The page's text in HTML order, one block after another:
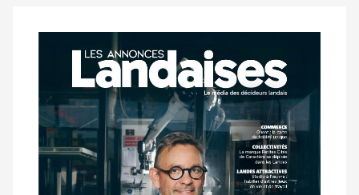
aux
abonnés
Notre
dernier
magazine